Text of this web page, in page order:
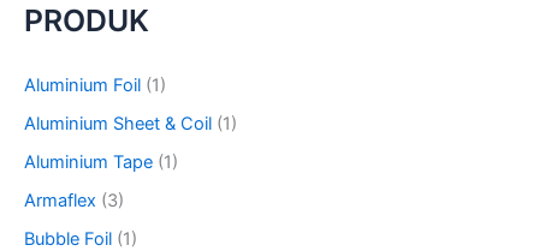
f
o
:
PRODUK
Aluminium Foil (1)
Aluminium Sheet & Coil (1)
Aluminium Tape (1)
Armaflex (3)
Bubble Foil (1)